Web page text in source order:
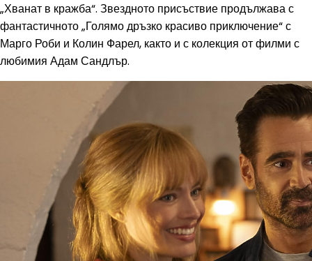
„Хванат в кражба“. Звездното присъствие продължава с
фантастичното „Голямо дръзко красиво приключение“ с
Марго Роби и Колин Фарел, както и с колекция от филми с
любимия Адам Сандлър.